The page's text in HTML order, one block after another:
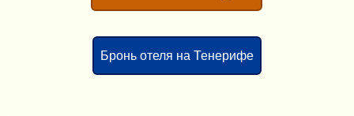
Бронь отеля на Тенерифе